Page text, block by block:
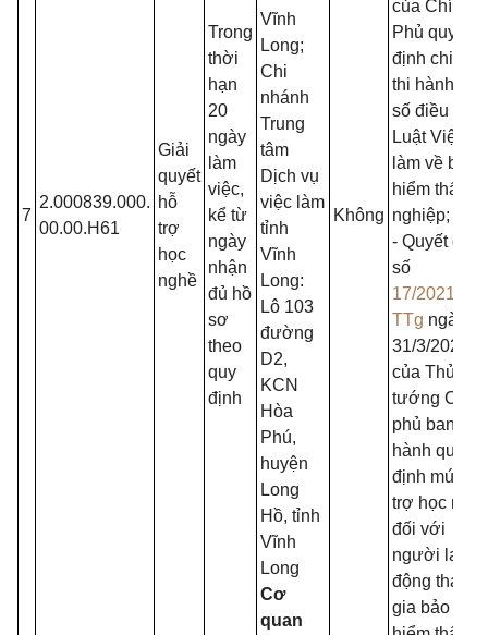
7
2.000839.000.
00.00.H61
Giải
quyết
hỗ
trợ
học
nghề
Trong
thời
hạn
20
ngày
làm
việc,
kể từ
ngày
nhận
đủ hồ
sơ
theo
quy
định
Vĩnh
Long;
Chi
nhánh
Trung
tâm
Dịch vụ
việc làm
tỉnh
Vĩnh
Long:
Lô 103
đường
D2,
KCN
Hòa
Phú,
huyện
Long
Hồ, tỉnh
Vĩnh
Long
Cơ
quan
Không
của Chính
Phủ quy
định chi tiết
thi hành một
số điều của
Luật Việc
làm về bảo
hiểm thất
nghiệp;
- Quyết định
số
17/2021/
TTg ngày
31/3/2021
của Thủ
tướng
phủ ban
hành quy
định mức hỗ
trợ học
đối với
người lao
động tham
gia bảo